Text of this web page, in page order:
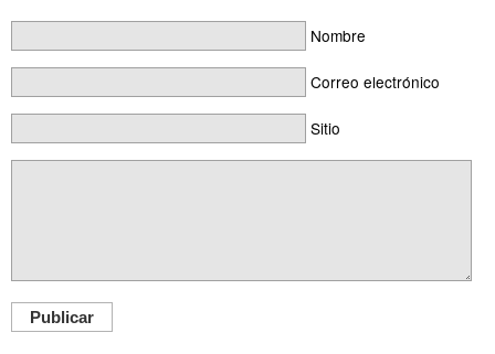
Nombre
Correo electrónico
Sitio
Publicar